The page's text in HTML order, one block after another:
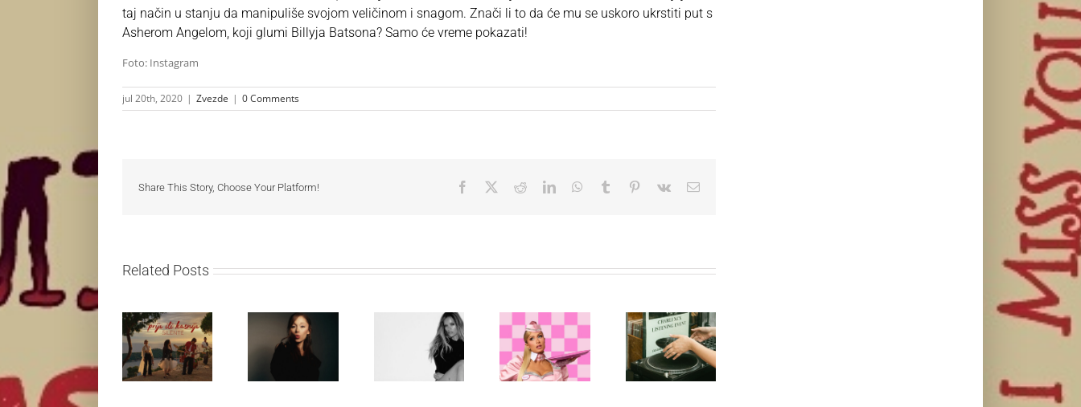
taj način u stanju da manipuliše svojom veličinom i snagom. Znači li to da će mu se uskoro ukrstiti put s
Asherom Angelom, koji glumi Billyja Batsona? Samo će vreme pokazati!
Foto: Instagram
jul 20th, 2020 | Zvezde | 0 Comments
Share This Story, Choose Your Platform! Facebook RedditLinkedInWhatsApp
Tumblr Pinterest
Vk Email
Related Posts
Silente
objavio novi
Ariana Grande
objavila singl
„Matadora“ i
najavila novi
album „No Me
Paris Hilton
ponovo u ulozi
„Gloss Boss“
u kampanji
NYX
među prvim
stanicama
nove ere
Charli xcx:
Objavljen
Karol G
objavila singl
album „No Me
Arrepiento de